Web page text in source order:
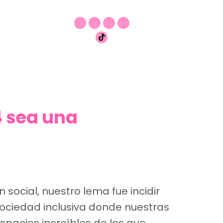
sea una
social, nuestro lema fue incidir
inclusiva donde nuestras